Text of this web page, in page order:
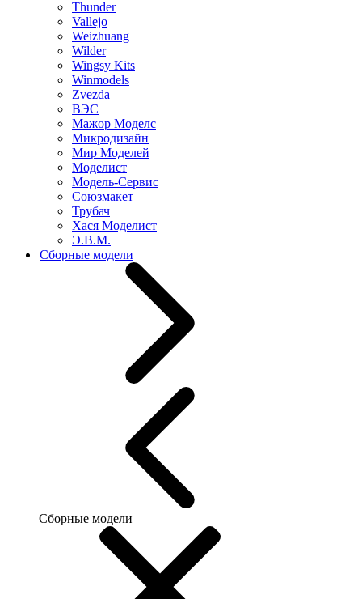
Thunder
Vallejo
Weizhuang
Wilder
Wingsy Kits
Winmodels
Zvezda
ВЭС
Мажор Моделс
Микродизайн
Мир Моделей
Моделист
Модель-Сервис
Союзмакет
Трубач
Хася Моделист
Э.В.М.
Сборные модели
Сборные модели